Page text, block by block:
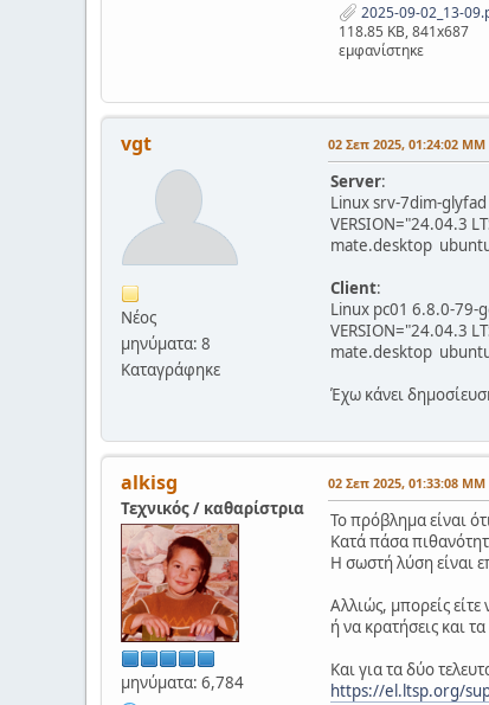
2025-09-02_13-
118.85 KB, 841x687
εμφανίστηκε
vgt
Νέος
μηνύματα: 8
Καταγράφηκε
02 Σεπ 2025, 01:24:02 ΜΜ
Server:
Linux srv-7dim-
VERSION="24.04.3
mate.desktop
Client:
Linux pc01 6.8.0-79-
VERSION="24.04.3
mate.desktop
Έχω κάνει
alkisg
Τεχνικός / καθαρίστρια
μηνύματα: 6,784
02 Σεπ 2025, 01:33:08 ΜΜ
Το πρόβλημα είναι
Κατά πάσα
Η σωστή λύση είναι
Αλλιώς, μπορείς
ή να κρατήσεις και
Και για τα δύο
https://el.ltsp.org/